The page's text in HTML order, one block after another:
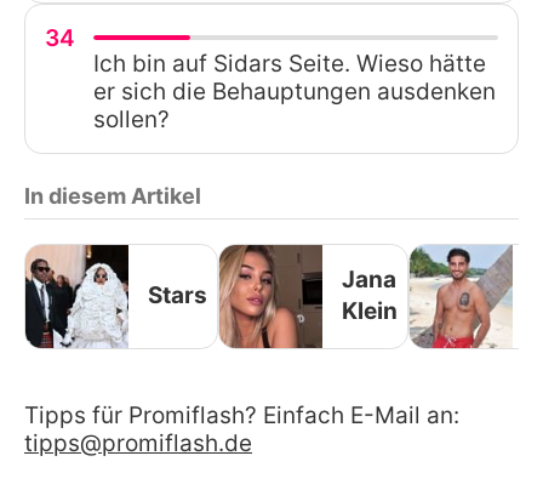
34
Ich bin auf Sidars Seite. Wieso hätte
er sich die Behauptungen ausdenken
sollen?
In diesem Artikel
Stars
Jana
Klein
Tipps für Promiflash? Einfach E-Mail an:
tipps@promiflash.de